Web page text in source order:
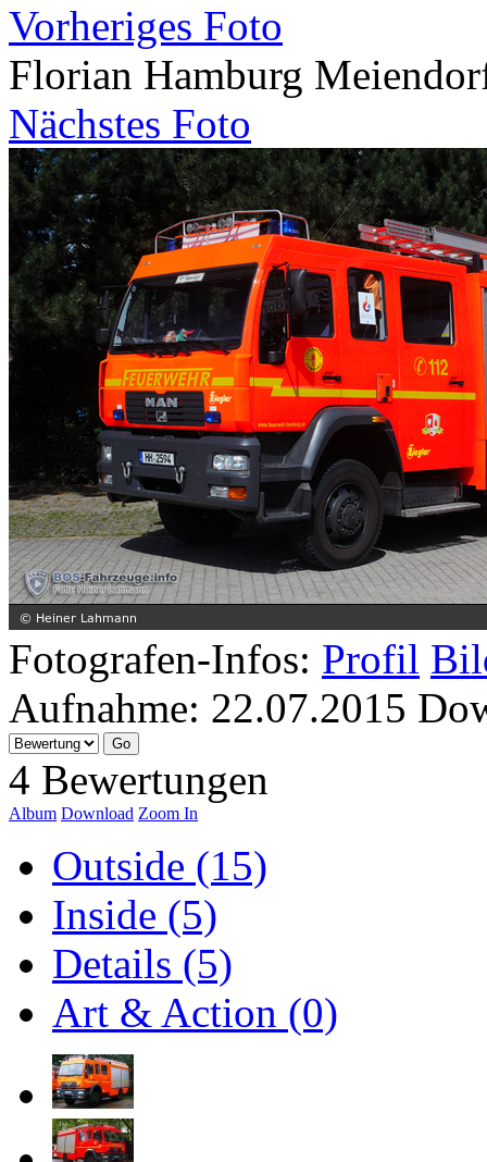
Vorheriges Foto
Florian Hamburg
Nächstes Foto
Fotografen-Infos: Profil
Aufnahme: 22.07.2015
4 Bewertungen
Album Download Zoom In
Outside (15)
Inside (5)
Details (5)
Art & Action (0)